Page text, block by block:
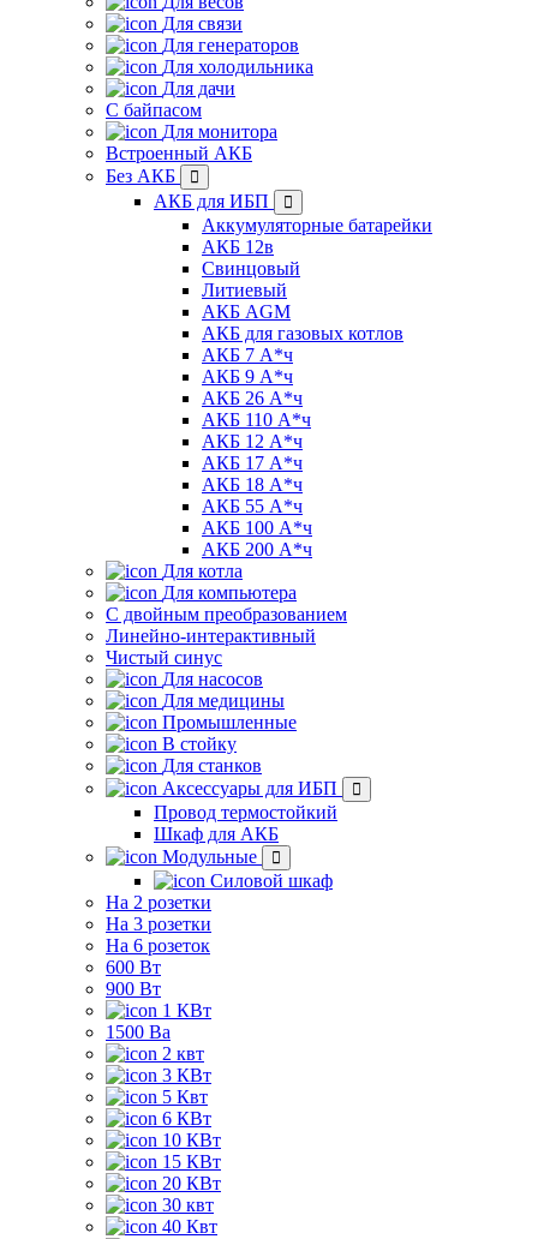
Для связи
Для генераторов
Для холодильника
Для дачи
С байпасом
Для монитора
Встроенный АКБ
Без АКБ
АКБ для ИБП
Аккумуляторные батарейки
АКБ 12в
Свинцовый
Литиевый
АКБ AGM
АКБ для газовых котлов
АКБ 7 А*ч
АКБ 9 А*ч
АКБ 26 А*ч
АКБ 110 А*ч
АКБ 12 А*ч
АКБ 17 А*ч
АКБ 18 А*ч
АКБ 55 А*ч
АКБ 100 А*ч
АКБ 200 А*ч
Для котла
Для компьютера
C двойным преобразованием
Линейно-интерактивный
Чистый синус
Для насосов
Для медицины
Промышленные
В стойку
Для станков
Аксессуары для ИБП
Провод термостойкий
Шкаф для АКБ
Модульные
Силовой шкаф
На 2 розетки
На 3 розетки
На 6 розеток
600 Вт
900 Вт
1 КВт
1500 Ва
2 квт
3 КВт
5 Квт
6 КВт
10 КВт
15 КВт
20 КВт
30 квт
40 Квт